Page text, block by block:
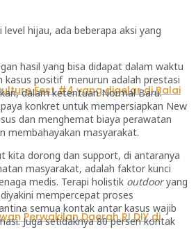
hijau, ada beberapa aksi yang
hasil yang bisa didapat dalam waktu
kasus positif menurun adalah prestasi
dalam ketentuan Normal Baru.
konkret untuk mempersiapkan New
dan menghemat biaya perawatan
membahayakan masyarakat.
kita dorong dan support, di antaranya
masyarakat, adalah faktor kunci
medis. Terapi holistik outdooryang
mempercepat proses
semua kontak antar kasus wajib
Juga setidaknya 80 persen kontak